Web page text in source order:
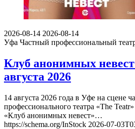
2026-08-14 2026-08-14
Уфа Частный профессиональный
Клуб анонимных
августа 2026
14 августа 2026 года в Уфе на сцене
профессионального театра «The
«Клуб анонимных невест»…
https://schema.org/InStock 2026-07-